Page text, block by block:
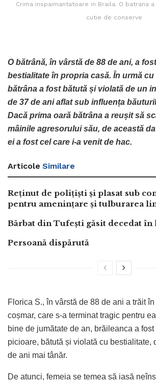
Crima inspaimantatoare in Braila. O batrana
cutie de conserve
O bătrână, în vârstă de 88 de ani, a
bestialitate în propria casă. În urmă
bătrâna a fost bătută și violată de un
de 37 de ani aflat sub influența
Dacă prima oară bătrâna a reușit să
mâinile agresorului său, de această
ei a fost cel care i-a venit de hac.
Articole Similare
Reținut de polițiști și plasat sub
pentru amenințare și tulburarea
Bărbat din Tufești găsit decedat
Persoană dispărută
Florica S., în vârstă de 88 de ani a trăit
coșmar, care s-a terminat tragic pentru
bine de jumătate de an, brăileanca a
picioare, bătută și violată cu bestialitate,
de ani mai tânăr.
De atunci, femeia se temea să iasă